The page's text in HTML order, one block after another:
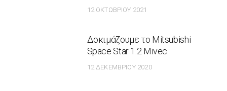
12 ΟΚΤΩΒΡΊΟΥ 2021
Δοκιμάζουμε το Mitsubishi
Space Star 1.2 Mivec
12 ΔΕΚΕΜΒΡΊΟΥ 2020